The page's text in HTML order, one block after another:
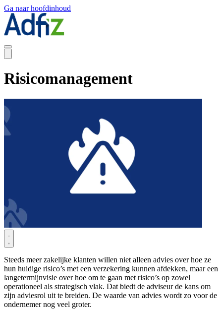
Ga naar hoofdinhoud
Risicomanagement
Steeds meer zakelijke klanten willen niet alleen advies over hoe ze
hun huidige risico’s met een verzekering kunnen afdekken, maar een
langetermijnvisie over hoe om te gaan met risico’s op zowel
operationeel als strategisch vlak. Dat biedt de adviseur de kans om
zijn adviesrol uit te breiden. De waarde van advies wordt zo voor de
ondernemer nog veel groter.